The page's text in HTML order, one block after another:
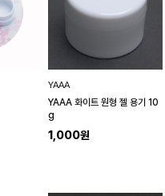
YAAA
YAAA 화이트 원형 젤 용기 10
g
1,000원